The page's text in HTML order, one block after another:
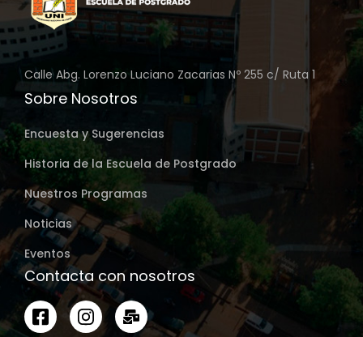
Calle Abg. Lorenzo Luciano Zacarias Nº 255 c/ Ruta 1
Sobre Nosotros
Encuesta y Sugerencias
Historia de la Escuela de Postgrado
Nuestros Programas
Noticias
Eventos
Contacta con nosotros